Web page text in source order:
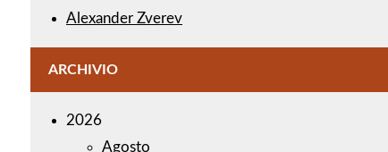
Alexander Zverev
ARCHIVIO
2026
Agosto